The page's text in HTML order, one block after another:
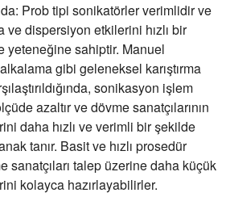
Prob tipi sonikatörler verimlidir ve
ve dispersiyon etkilerini hızlı bir
yeteneğine sahiptir. Manuel
gibi geleneksel karıştırma
sonikasyon işlem
azaltır ve dövme sanatçılarının
daha hızlı ve verimli bir şekilde
tanır. Basit ve hızlı prosedür
sanatçıları talep üzerine daha küçük
kolayca hazırlayabilirler.